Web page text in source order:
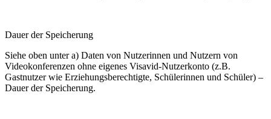
Dauer der Speicherung
Siehe oben unter a) Daten von Nutzerinnen und Nutzern von
Videokonferenzen ohne eigenes Visavid-Nutzerkonto (z.B.
Gastnutzer wie Erziehungsberechtigte, Schülerinnen und Schüler) –
Dauer der Speicherung.